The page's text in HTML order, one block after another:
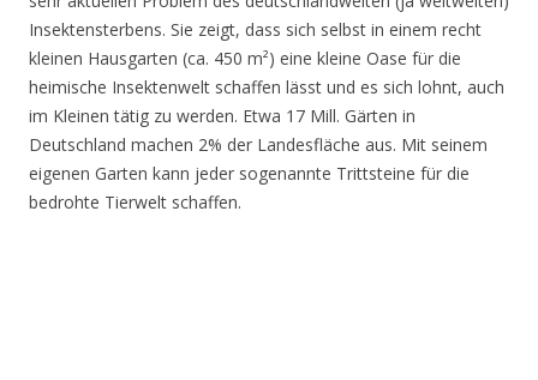
Insektensterbens. Sie zeigt, dass sich selbst in einem recht
kleinen Hausgarten (ca. 450 m²) eine kleine Oase für die
heimische Insektenwelt schaffen lässt und es sich lohnt, auch
im Kleinen tätig zu werden. Etwa 17 Mill. Gärten in
Deutschland machen 2% der Landesfläche aus. Mit seinem
eigenen Garten kann jeder sogenannte Trittsteine für die
bedrohte Tierwelt schaffen.